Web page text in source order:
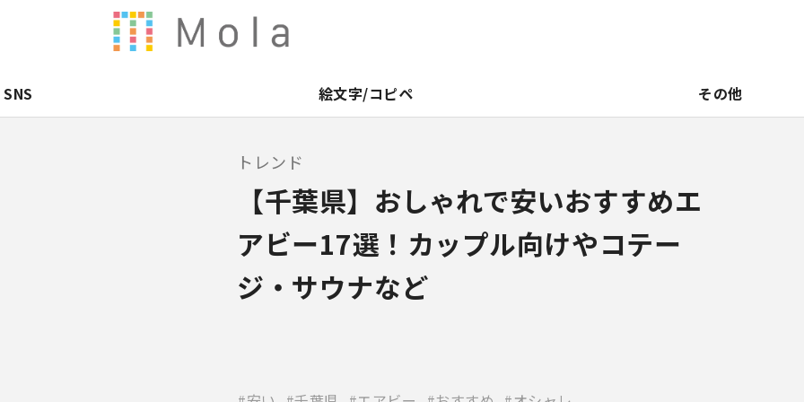
SNS 絵文字/コピペ その他
トレンド
【千葉県】おしゃれで安いおすすめエ
アビー17選！カップル向けやコテー
ジ・サウナなど